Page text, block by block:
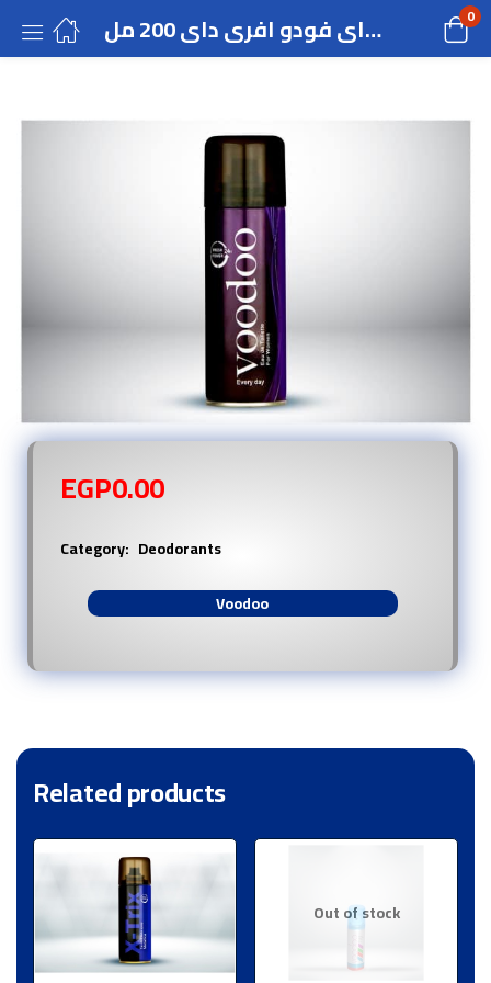
ماء تواليت سبراى فودو افرى داى 200 مل 0
EGP0.00
Category: Deodorants
Voodoo
Related products
Out of stock